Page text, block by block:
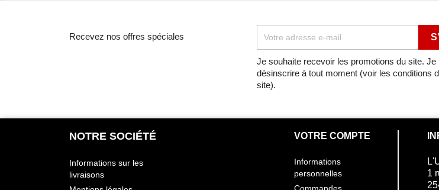
Recevez nos offres spéciales
Je souhaite recevoir les promotions du site. Je
désinscrire à tout moment (voir les conditions
site).
NOTRE SOCIÉTÉ
Informations sur les
livraisons
VOTRE COMPTE
Informations
personnelles
1